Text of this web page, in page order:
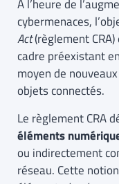
À l’heure de
cybermenaces,
Act(règlement
cadre préexistant
moyen de
objets connectés.
Le règlement CRA
éléments
ou indirectement
réseau. Cette